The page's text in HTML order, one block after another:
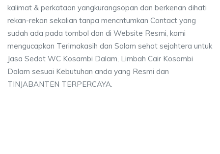
kalimat & perkataan yangkurangsopan dan berkenan dihati
rekan-rekan sekalian tanpa mencntumkan Contact yang
sudah ada pada tombol dan di Website Resmi, kami
mengucapkan Terimakasih dan Salam sehat sejahtera untuk
Jasa Sedot WC Kosambi Dalam, Limbah Cair Kosambi
Dalam sesuai Kebutuhan anda yang Resmi dan
TINJABANTEN TERPERCAYA.